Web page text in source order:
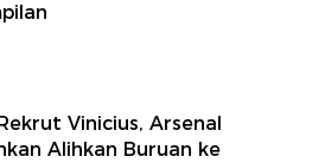
Vinicius, Arsenal
Alihkan Buruan ke